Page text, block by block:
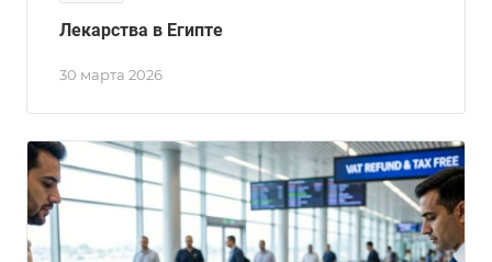
30 марта 2026
Лекарства в Египте